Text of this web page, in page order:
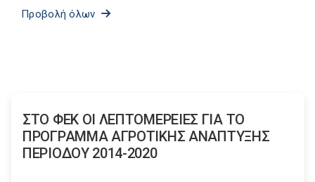
Προβολή όλων
ΣΤΟ ΦΕΚ ΟΙ ΛΕΠΤΟΜΕΡΕΙΕΣ ΓΙΑ ΤΟ
ΠΡΟΓΡΑΜΜΑ ΑΓΡΟΤΙΚΗΣ ΑΝΑΠΤΥΞΗΣ
ΠΕΡΙΟΔΟΥ 2014-2020